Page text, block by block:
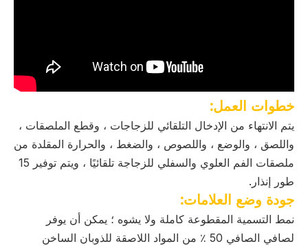
خطوات العمل:
يتم الانتهاء من الإدخال التلقائي للزجاجات ، وقطع الملصقات ،
واللصق ، والوضع ، واللصوص ، والضغط ، والحرارة المقلدة من
ملصقات الفم العلوي والسفلي للزجاجة تلقائيًا ، ويتم توفير 15
طور إنذار.
جودة وضع العلامات:
نمط التسمية المقطوعة كاملة ولا يشوه ؛ يمكن أن يوفر
لصافي الصافي 50 ٪ من المواد اللاصقة للذوبان الساخن